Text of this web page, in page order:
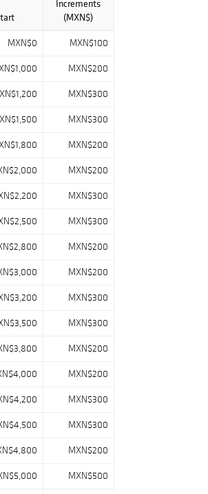
Increments
(MXN$)
MXN$0 MXN$100
MXN$200
MXN$300
MXN$300
MXN$200
MXN$200
MXN$300
MXN$300
MXN$200
MXN$200
MXN$300
MXN$300
MXN$200
MXN$200
MXN$300
MXN$300
MXN$200
MXN$500